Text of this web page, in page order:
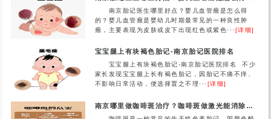
南京胎记医生哪里好点？婴儿血管瘤是怎么得
的？婴儿血管瘤是婴幼儿时期最常见的一种良性肿
瘤，主要表现为皮肤或皮下出现红色或紫色···[详细]
宝宝腿上有块褐色胎记-南京胎记医院排名
宝宝腿上有块褐色胎记-南京胎记医院排名 不少
家长发现宝宝腿上长有褐色胎记，因胎记不痛不痒、
不影响日常活动，便选择置之不理···[详细]
南京哪里做咖啡斑治疗？咖啡斑做激光能消除吗？